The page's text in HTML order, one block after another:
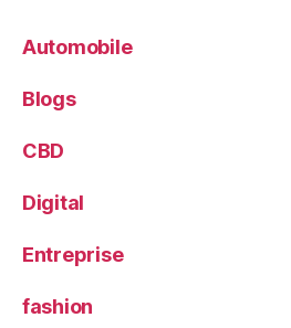
Automobile
Blogs
CBD
Digital
Entreprise
fashion